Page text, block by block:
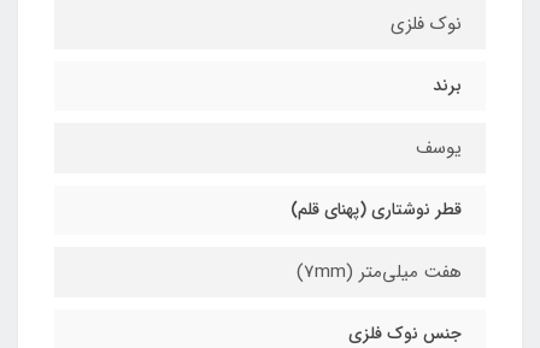
نوک فلزی
برند
یوسف
قطر نوشتاری (پهنای قلم)
هفت میلی‌متر (7mm)
جنس نوک فلزی